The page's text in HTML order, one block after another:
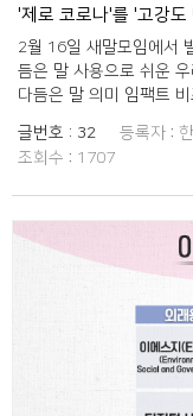
'제로 코로나'를 '고강도
2월 16일 새말모임에서
듬은 말 사용으로 쉬운
다듬은 말 의미 임팩트
업. 제로 코로나 (zero
봉쇄 조치를 진행하는 등
책. 주로 호주나 뉴질랜
글번호 : 32 등록자 :
조회수 : 1707